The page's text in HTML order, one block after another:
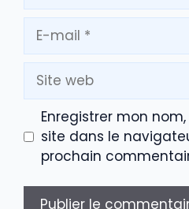
mail
Site
web
Enregistrer mon
site dans le
prochain